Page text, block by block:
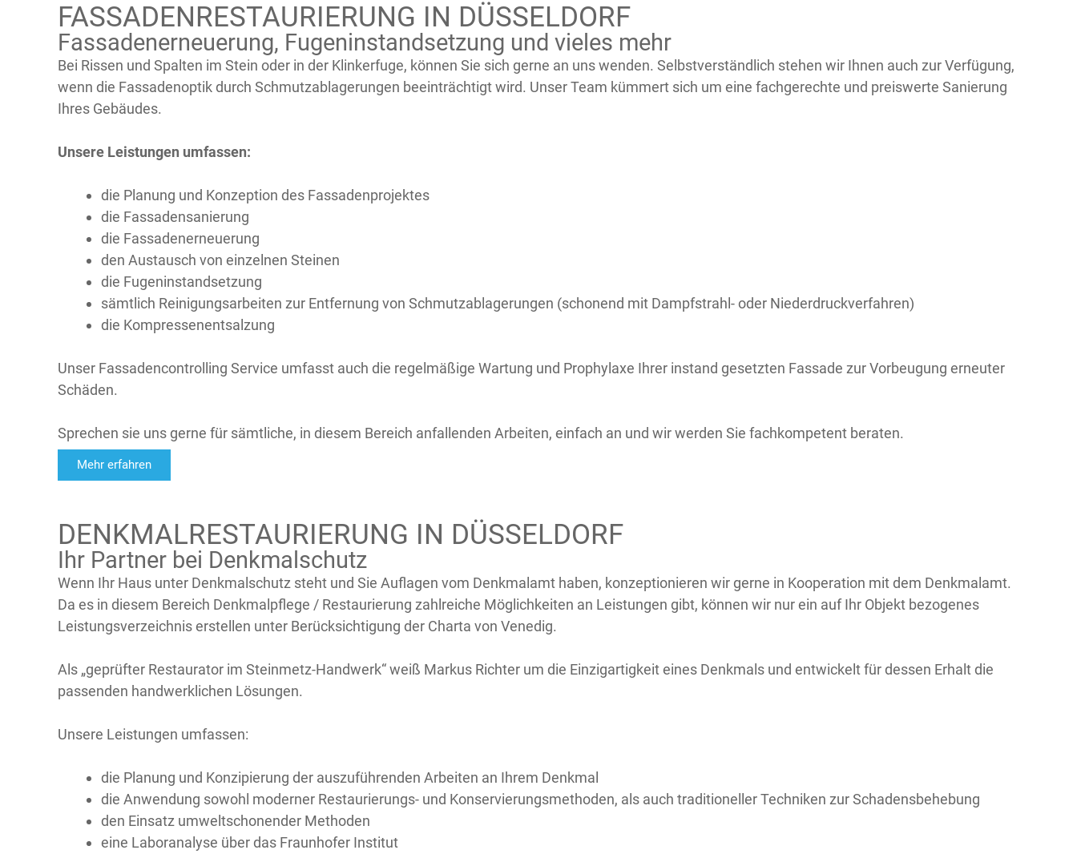
FASSADENRESTAURIERUNG IN DÜSSELDORF
Fassadenerneuerung, Fugeninstandsetzung und vieles mehr
Bei Rissen und Spalten im Stein oder in der Klinkerfuge, können Sie sich gerne an uns wenden. Selbstverständlich stehen wir Ihnen auch zur Verfügung,
wenn die Fassadenoptik durch Schmutzablagerungen beeinträchtigt wird. Unser Team kümmert sich um eine fachgerechte und preiswerte Sanierung
Ihres Gebäudes.
Unsere Leistungen umfassen:
die Planung und Konzeption des Fassadenprojektes
die Fassadensanierung
die Fassadenerneuerung
den Austausch von einzelnen Steinen
die Fugeninstandsetzung
sämtlich Reinigungsarbeiten zur Entfernung von Schmutzablagerungen (schonend mit Dampfstrahl- oder Niederdruckverfahren)
die Kompressenentsalzung
Unser Fassadencontrolling Service umfasst auch die regelmäßige Wartung und Prophylaxe Ihrer instand gesetzten Fassade zur Vorbeugung erneuter
Schäden.
Sprechen sie uns gerne für sämtliche, in diesem Bereich anfallenden Arbeiten, einfach an und wir werden Sie fachkompetent beraten.
Mehr erfahren
DENKMALRESTAURIERUNG IN DÜSSELDORF
Ihr Partner bei Denkmalschutz
Wenn Ihr Haus unter Denkmalschutz steht und Sie Auflagen vom Denkmalamt haben, konzeptionieren wir gerne in Kooperation mit dem Denkmalamt.
Da es in diesem Bereich Denkmalpflege / Restaurierung zahlreiche Möglichkeiten an Leistungen gibt, können wir nur ein auf Ihr Objekt bezogenes
Leistungsverzeichnis erstellen unter Berücksichtigung der Charta von Venedig.
Als „geprüfter Restaurator im Steinmetz-Handwerk“ weiß Markus Richter um die Einzigartigkeit eines Denkmals und entwickelt für dessen Erhalt die
passenden handwerklichen Lösungen.
Unsere Leistungen umfassen:
die Planung und Konzipierung der auszuführenden Arbeiten an Ihrem Denkmal
die Anwendung sowohl moderner Restaurierungs- und Konservierungsmethoden, als auch traditioneller Techniken zur Schadensbehebung
den Einsatz umweltschonender Methoden
eine Laboranalyse über das Fraunhofer Institut